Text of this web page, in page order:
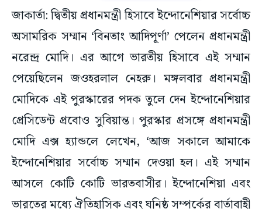
জাকার্তা: দ্বিতীয় প্রধানমন্ত্রী হিসাবে ইন্দোনেশিয়ার সর্বোচ্চ
অসামরিক সম্মান ‘বিনতাং আদিপূর্ণা’ পেলেন প্রধানমন্ত্রী
নরেন্দ্র মোদি। এর আগে ভারতীয় হিসাবে এই সম্মান
পেয়েছিলেন জওহরলাল নেহরু। মঙ্গলবার প্রধানমন্ত্রী
মোদিকে এই পুরস্কারের পদক তুলে দেন ইন্দোনেশিয়ার
প্রেসিডেন্ট প্রবোও সুবিয়ান্ত। পুরস্কার প্রসঙ্গে প্রধানমন্ত্রী
মোদি এক্স হ্যান্ডলে লেখেন, ‘আজ সকালে আমাকে
ইন্দোনেশিয়ার সর্বোচ্চ সম্মান দেওয়া হল। এই সম্মান
আসলে কোটি কোটি ভারতবাসীর। ইন্দোনেশিয়া এবং
ভারতের মধ্যে ঐতিহাসিক এবং ঘনিষ্ঠ সম্পর্কের বার্তাবাহী